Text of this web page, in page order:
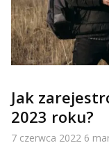
Jak
2023 roku?
7 czerwca 2022 6